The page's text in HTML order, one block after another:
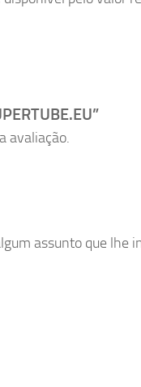
avaliação.
assunto que lhe